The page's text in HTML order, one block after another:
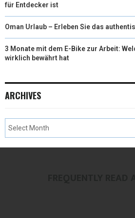
für Entdecker ist
Oman Urlaub – Erleben Sie das
3 Monate mit dem E-Bike zur Arbeit:
wirklich bewährt hat
ARCHIVES